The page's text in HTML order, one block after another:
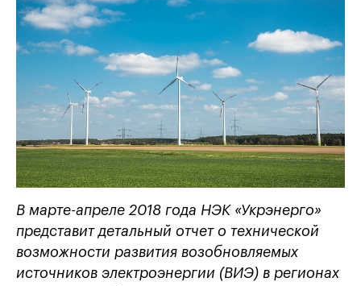
В марте-апреле 2018 года НЭК «Укрэнерго»
представит детальный отчет о технической
возможности развития возобновляемых
источников электроэнергии (ВИЭ) в регионах